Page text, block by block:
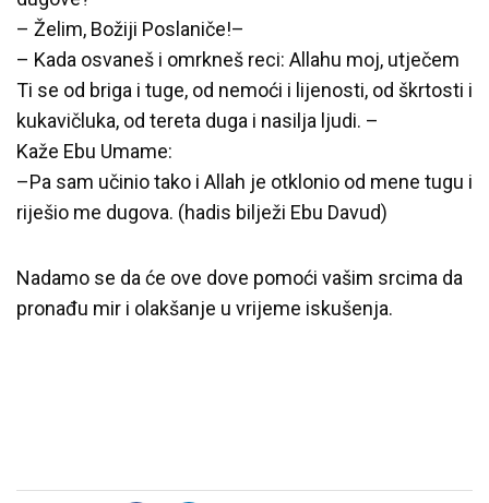
– Želim, Božiji Poslaniče!–
– Kada osvaneš i omrkneš reci: Allahu moj, utječem
Ti se od briga i tuge, od nemoći i lijenosti, od škrtosti i
kukavičluka, od tereta duga i nasilja ljudi. –
Kaže Ebu Umame:
–Pa sam učinio tako i Allah je otklonio od mene tugu i
riješio me dugova. (hadis bilježi Ebu Davud)
Nadamo se da će ove dove pomoći vašim srcima da
pronađu mir i olakšanje u vrijeme iskušenja.